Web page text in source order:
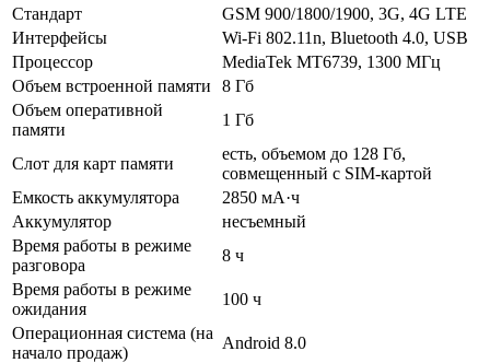
Стандарт
GSM 900/1800/1900, 3G, 4G LTE
Интерфейсы
Wi-Fi 802.11n, Bluetooth 4.0, USB
Процессор
MediaTek MT6739, 1300 МГц
Объем встроенной памяти
8 Гб
Объем оперативной
памяти
1 Гб
Слот для карт памяти
есть, объемом до 128 Гб,
совмещенный с SIM-картой
Емкость аккумулятора
2850 мА·ч
Аккумулятор
несъемный
Время работы в режиме
разговора
8 ч
Время работы в режиме
ожидания
100 ч
Операционная система (на
начало продаж)
Android 8.0